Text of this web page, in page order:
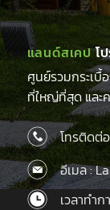
แลนด์สเคปโ
ศูนย์รวมกระเบื้
ที่ใหญ่ที่สุด และ
โทรติดต่
อีเมล :
เวลาทำ